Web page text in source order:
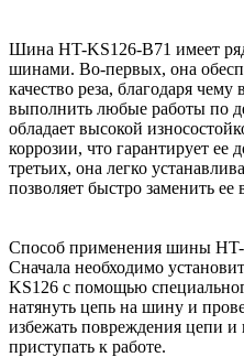
Шина HT-KS126-B71 имеет
шинами. Во-первых, она
качество реза, благодаря
выполнить любые работы по
обладает высокой
коррозии, что гарантирует ее
третьих, она легко
позволяет быстро заменить ее
Способ применения шины HT-
Сначала необходимо
KS126 с помощью
натянуть цепь на шину и
избежать повреждения цепи
приступать к работе.